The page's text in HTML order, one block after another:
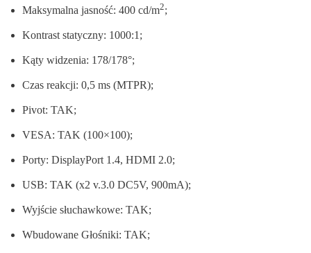
Maksymalna jasność: 400 cd/m2;
Kontrast statyczny: 1000:1;
Kąty widzenia: 178/178°;
Czas reakcji: 0,5 ms (MTPR);
Pivot: TAK;
VESA: TAK (100×100);
Porty: DisplayPort 1.4, HDMI 2.0;
USB: TAK (x2 v.3.0 DC5V, 900mA);
Wyjście słuchawkowe: TAK;
Wbudowane Głośniki: TAK;